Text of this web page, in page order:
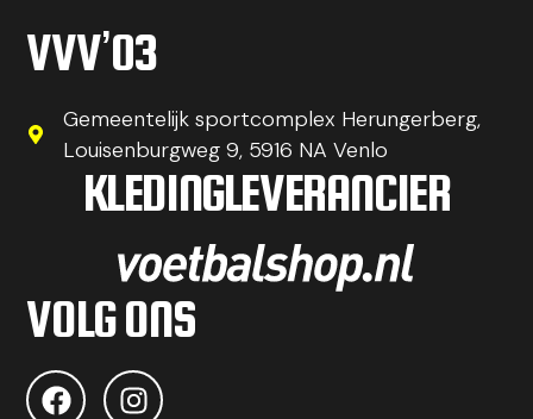
VVV’03
Gemeentelijk sportcomplex Herungerberg,
Louisenburgweg 9, 5916 NA Venlo
KLEDINGLEVERANCIER
VOLG ONS